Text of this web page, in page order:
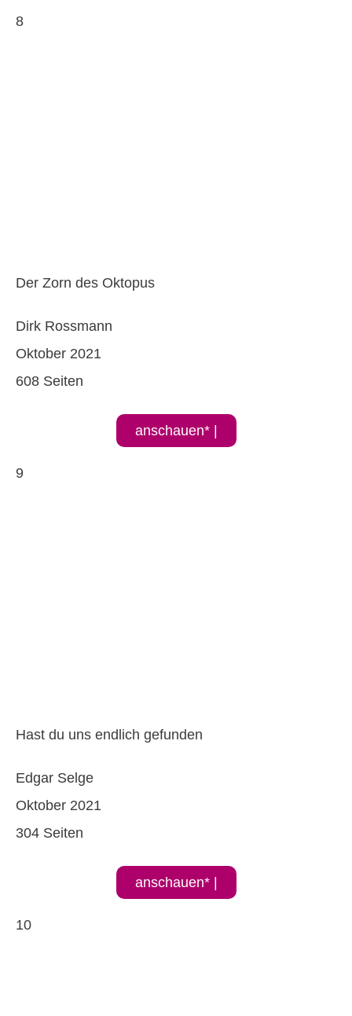
8
Der Zorn des Oktopus
Dirk Rossmann
Oktober 2021
608 Seiten
anschauen* |
9
Hast du uns endlich gefunden
Edgar Selge
Oktober 2021
304 Seiten
anschauen* |
10